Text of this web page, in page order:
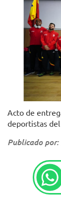
Acto de
deportistas
Publicado